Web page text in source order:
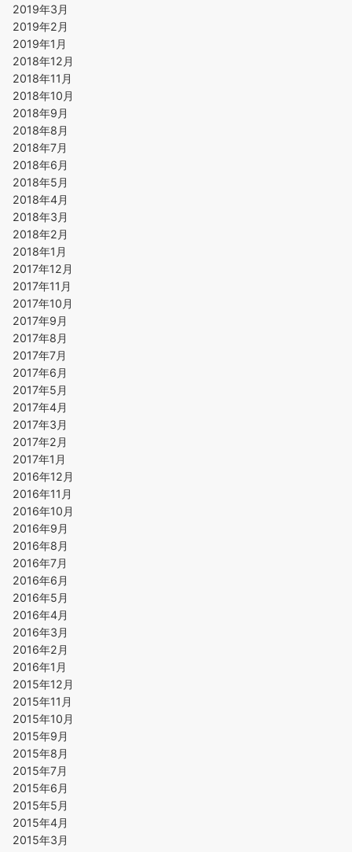
2019年3月
2019年2月
2019年1月
2018年12月
2018年11月
2018年10月
2018年9月
2018年8月
2018年7月
2018年6月
2018年5月
2018年4月
2018年3月
2018年2月
2018年1月
2017年12月
2017年11月
2017年10月
2017年9月
2017年8月
2017年7月
2017年6月
2017年5月
2017年4月
2017年3月
2017年2月
2017年1月
2016年12月
2016年11月
2016年10月
2016年9月
2016年8月
2016年7月
2016年6月
2016年5月
2016年4月
2016年3月
2016年2月
2016年1月
2015年12月
2015年11月
2015年10月
2015年9月
2015年8月
2015年7月
2015年6月
2015年5月
2015年4月
2015年3月